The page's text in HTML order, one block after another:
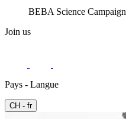
BEBA Science Campaign
Join us
Pays - Langue
CH - fr